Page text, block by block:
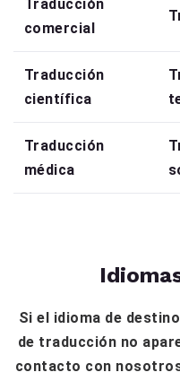
Traducción
comercial
Traducción
científica
Traducción
médica
Si el idioma de
de traducción no
contacto con